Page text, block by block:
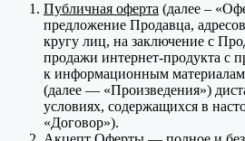
Публичная оферта (далее –
предложение Продавца,
кругу лиц, на заключение с
продажи интернет-продукта с
к информационным
(далее — «Произведения»)
условиях, содержащихся в
«Договор»).